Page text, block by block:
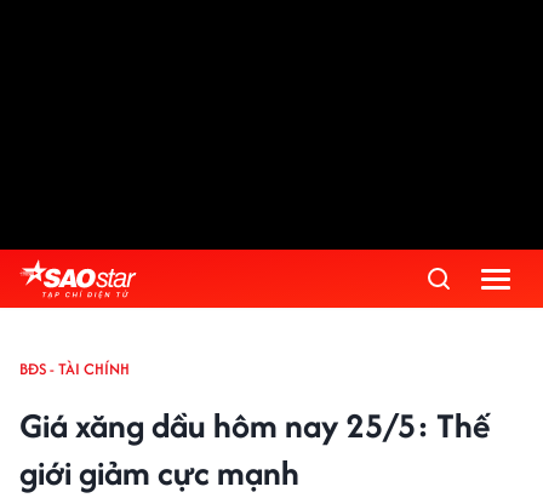
BĐS - TÀI CHÍNH
Giá xăng dầu hôm nay 25/5: Thế
giới giảm cực mạnh